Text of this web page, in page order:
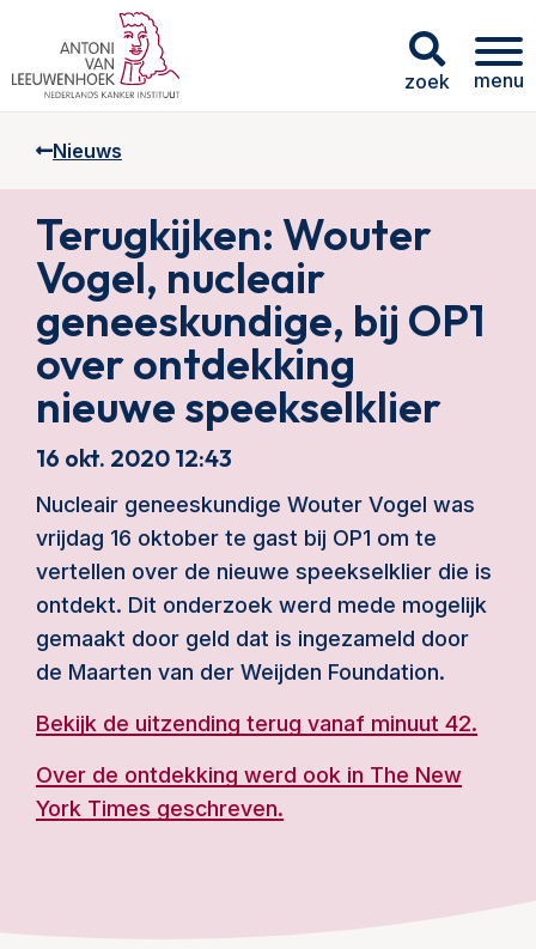
zoek menu
Nieuws
Terugkijken: Wouter
Vogel, nucleair
geneeskundige, bij OP1
over ontdekking
nieuwe speekselklier
16 okt. 2020 12:43
Nucleair geneeskundige Wouter Vogel was
vrijdag 16 oktober te gast bij OP1 om te
vertellen over de nieuwe speekselklier die is
ontdekt. Dit onderzoek werd mede mogelijk
gemaakt door geld dat is ingezameld door
de Maarten van der Weijden Foundation.
Bekijk de uitzending terug vanaf minuut 42.
Over de ontdekking werd ook in The New
York Times geschreven.